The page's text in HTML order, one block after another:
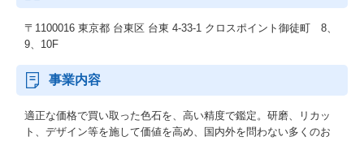
〒1100016 東京都 台東区 台東 4-33-1 クロスポイント御徒町 8、
9、10F
事業内容
適正な価格で買い取った色石を、高い精度で鑑定。研磨、リカッ
ト、デザイン等を施して価値を高め、国内外を問わない多くのお